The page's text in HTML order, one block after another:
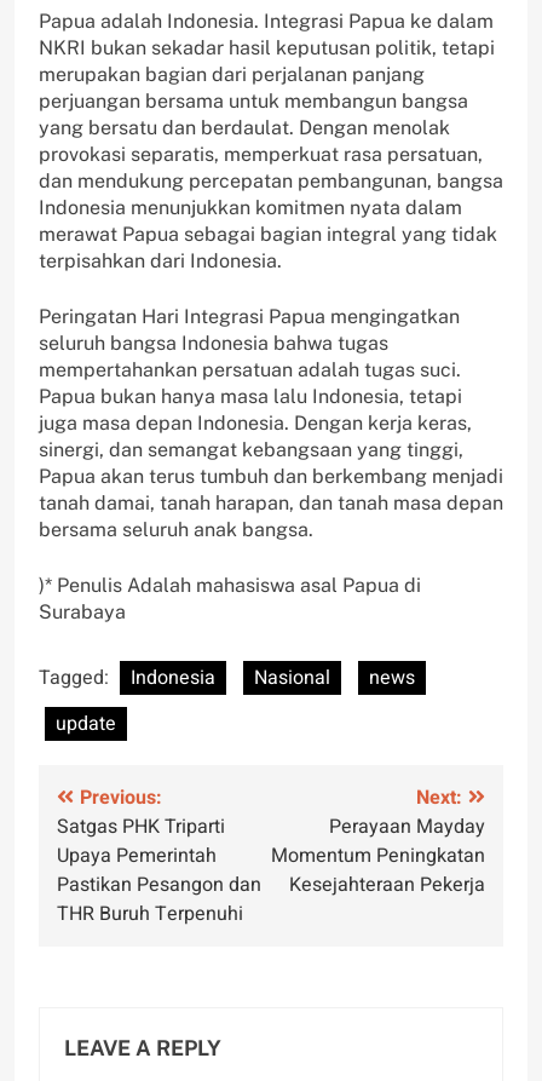
Papua adalah Indonesia. Integrasi Papua ke dalam
NKRI bukan sekadar hasil keputusan politik, tetapi
merupakan bagian dari perjalanan panjang
perjuangan bersama untuk membangun bangsa
yang bersatu dan berdaulat. Dengan menolak
provokasi separatis, memperkuat rasa persatuan,
dan mendukung percepatan pembangunan, bangsa
Indonesia menunjukkan komitmen nyata dalam
merawat Papua sebagai bagian integral yang tidak
terpisahkan dari Indonesia.
Peringatan Hari Integrasi Papua mengingatkan
seluruh bangsa Indonesia bahwa tugas
mempertahankan persatuan adalah tugas suci.
Papua bukan hanya masa lalu Indonesia, tetapi
juga masa depan Indonesia. Dengan kerja keras,
sinergi, dan semangat kebangsaan yang tinggi,
Papua akan terus tumbuh dan berkembang menjadi
tanah damai, tanah harapan, dan tanah masa depan
bersama seluruh anak bangsa.
)* Penulis Adalah mahasiswa asal Papua di
Surabaya
Tagged: Indonesia Nasional
news
update
Post
navigation
Previous:
Satgas PHK Triparti
Upaya Pemerintah
Pastikan Pesangon dan
THR Buruh Terpenuhi
Next:
Perayaan Mayday
Momentum Peningkatan
Kesejahteraan Pekerja
LEAVE A REPLY